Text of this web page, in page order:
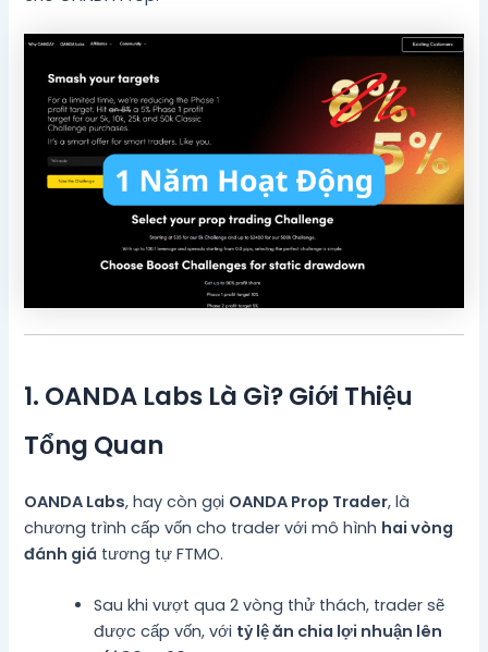
1. OANDA Labs Là Gì? Giới Thiệu
Tổng Quan
OANDA Labs, hay còn gọi OANDA Prop Trader, là
chương trình cấp vốn cho trader với mô hình hai vòng
đánh giá tương tự FTMO.
Sau khi vượt qua 2 vòng thử thách, trader sẽ
được cấp vốn, với tỷ lệ ăn chia lợi nhuận lên